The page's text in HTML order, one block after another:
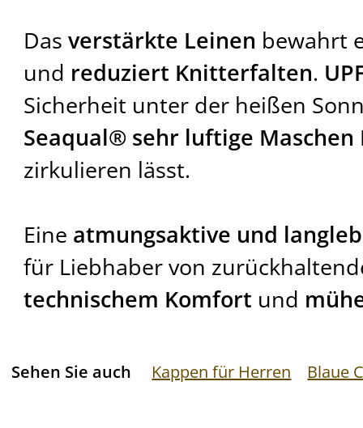
Das verstärkte Leinen bewahrt
und reduziert Knitterfalten.
Sicherheit unter der heißen
Seaqual® sehr luftige Maschen
zirkulieren lässt.
Eine atmungsaktive und
für Liebhaber von
technischem Komfort und
Sehen Sie auch Kappen für Herren Blaue